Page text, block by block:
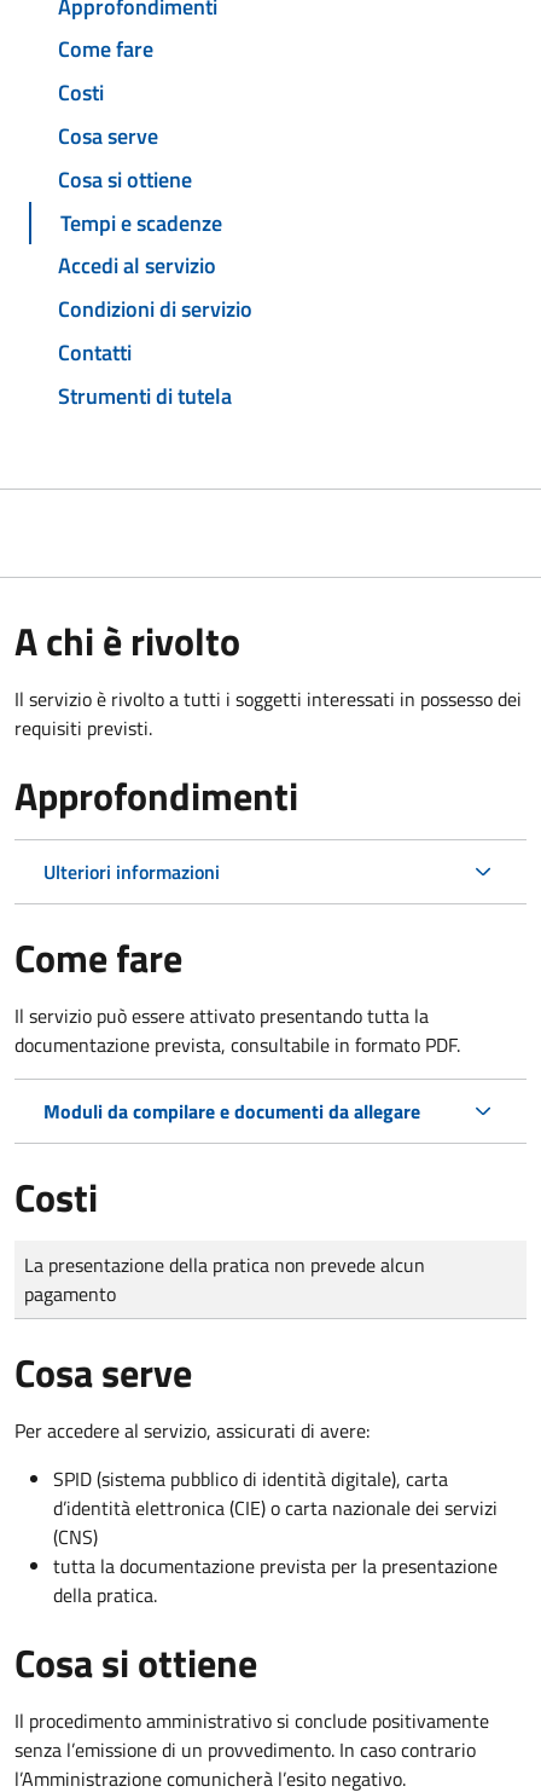
Come fare
Costi
Cosa serve
Cosa si ottiene
Tempi e scadenze
Accedi al servizio
Condizioni di servizio
Contatti
Strumenti di tutela
A chi è rivolto
Il servizio è rivolto a tutti i soggetti interessati in possesso dei
requisiti previsti.
Approfondimenti
Ulteriori informazioni
Come fare
Il servizio può essere attivato presentando tutta la
documentazione prevista, consultabile in formato PDF.
Moduli da compilare e documenti da allegare
Costi
Tipo di pagamento
Importo
La presentazione della pratica non prevede alcun
pagamento
Cosa serve
Per accedere al servizio, assicurati di avere:
SPID (sistema pubblico di identità digitale), carta
d’identità elettronica (CIE) o carta nazionale dei servizi
(CNS)
tutta la documentazione prevista per la presentazione
della pratica.
Cosa si ottiene
Il procedimento amministrativo si conclude positivamente
senza l’emissione di un provvedimento. In caso contrario
l’Amministrazione comunicherà l’esito negativo.